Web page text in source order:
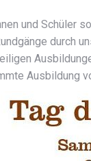
und Schüler
durch
Ausbildung